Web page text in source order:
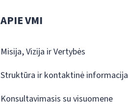
APIE VMI
Misija, Vizija ir Vertybės
Struktūra ir kontaktinė informacija
Konsultavimasis su visuomene